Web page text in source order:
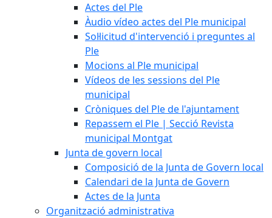
Actes del Ple
Àudio vídeo actes del Ple municipal
Sol·licitud d'intervenció i preguntes al
Ple
Mocions al Ple municipal
Vídeos de les sessions del Ple
municipal
Cròniques del Ple de l'ajuntament
Repassem el Ple | Secció Revista
municipal Montgat
Junta de govern local
Composició de la Junta de Govern local
Calendari de la Junta de Govern
Actes de la Junta
Organització administrativa